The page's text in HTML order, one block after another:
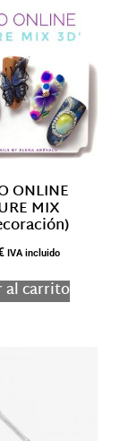
ONLINE
MIX
IVA incluido
al carrito